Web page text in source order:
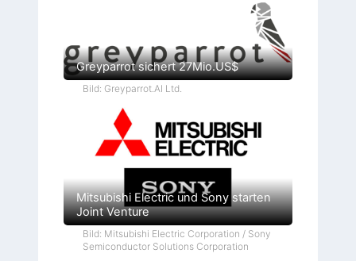
Greyparrot sichert 27Mio.US$
Bild: Greyparrot.AI Ltd.
Mitsubishi Electric und Sony starten
Joint Venture
Bild: Mitsubishi Electric Corporation / Sony
Semiconductor Solutions Corporation